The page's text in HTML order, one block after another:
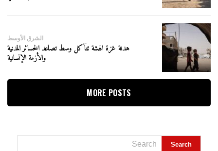
الشرق الأوسط
هدنة غزة الهشة تتآكل وسط تصاعد الخسائر المدنية
والأزمة الإنسانية
MORE POSTS